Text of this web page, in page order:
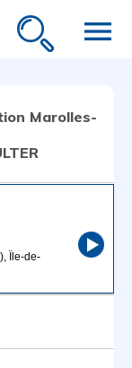
menu
Marolles-
Île-de-